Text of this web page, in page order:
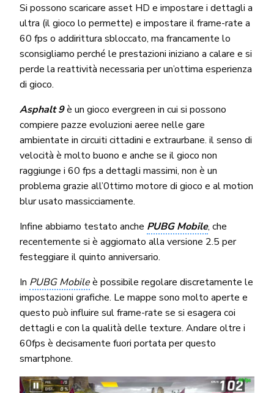
Si possono scaricare asset HD e impostare i dettagli a
ultra (il gioco lo permette) e impostare il frame-rate a
60 fps o addirittura sbloccato, ma francamente lo
sconsigliamo perché le prestazioni iniziano a calare e si
perde la reattività necessaria per un’ottima esperienza
di gioco.
Asphalt 9è un gioco evergreen in cui si possono
compiere pazze evoluzioni aeree nelle gare
ambientate in circuiti cittadini e extraurbane. il senso di
velocità è molto buono e anche se il gioco non
raggiunge i 60 fps a dettagli massimi, non è un
problema grazie all’0ttimo motore di gioco e al motion
blur usato massicciamente.
Infine abbiamo testato anche PUBG Mobile, che
recentemente si è aggiornato alla versione 2.5 per
festeggiare il quinto anniversario.
In PUBG Mobileè possibile regolare discretamente le
impostazioni grafiche. Le mappe sono molto aperte e
questo può influire sul frame-rate se si esagera coi
dettagli e con la qualità delle texture. Andare oltre i
60fps è decisamente fuori portata per questo
smartphone.